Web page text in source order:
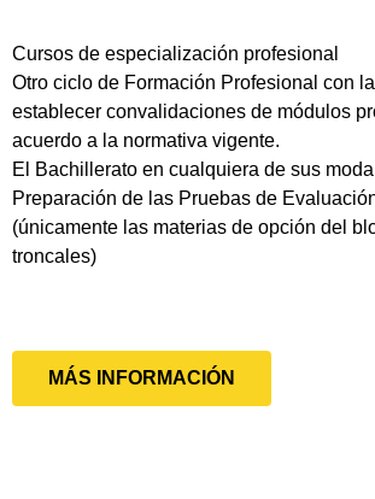
Cursos de especialización profesional
Otro ciclo de Formación Profesional con
establecer convalidaciones de módulos
acuerdo a la normativa vigente.
El Bachillerato en cualquiera de sus
Preparación de las Pruebas de
(únicamente las materias de opción del
troncales)
MÁS INFORMACIÓN